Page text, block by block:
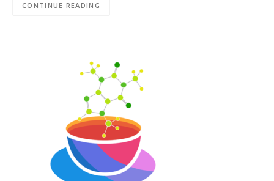
CONTINUE READING